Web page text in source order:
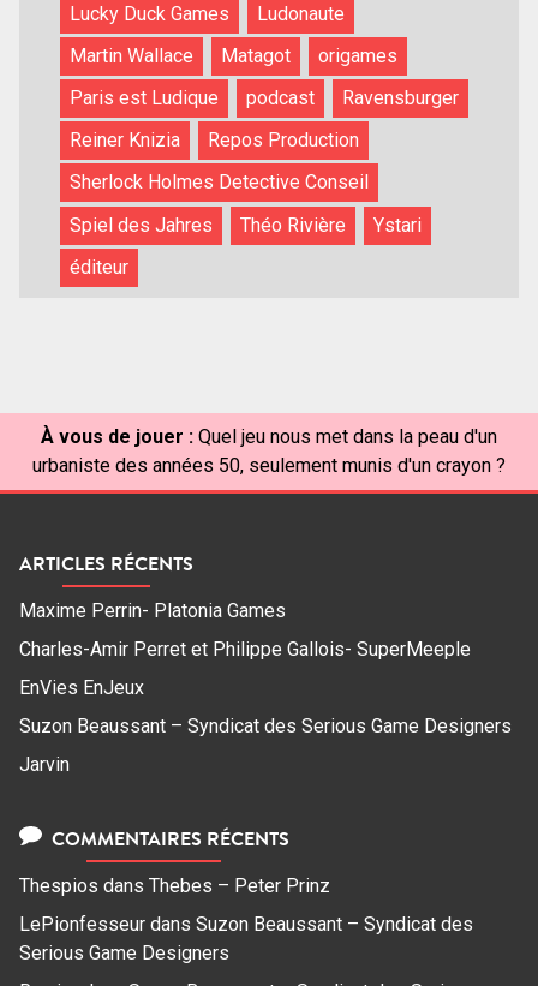
Lucky Duck Games
Ludonaute
Martin Wallace
Matagot
origames
Paris est Ludique
podcast
Ravensburger
Reiner Knizia
Repos Production
Sherlock Holmes Detective Conseil
Spiel des Jahres
Théo Rivière
Ystari
éditeur
À vous de jouer : Quel jeu nous met dans la peau d'un
urbaniste des années 50, seulement munis d'un crayon ?
ARTICLES RÉCENTS
Maxime Perrin- Platonia Games
Charles-Amir Perret et Philippe Gallois- SuperMeeple
EnVies EnJeux
Suzon Beaussant – Syndicat des Serious Game Designers
Jarvin
COMMENTAIRES RÉCENTS
Thespios dans Thebes – Peter Prinz
LePionfesseur dans Suzon Beaussant – Syndicat des
Serious Game Designers